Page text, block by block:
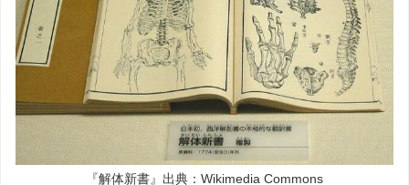
『解体新書』出典：Wikimedia Commons